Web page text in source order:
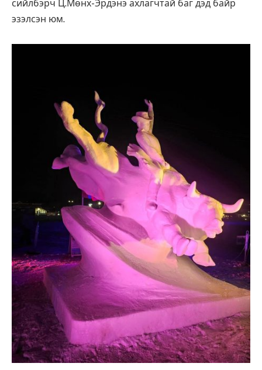
сийлбэрч Ц.Мөнх-Эрдэнэ ахлагчтай баг дэд байр
эзэлсэн юм.